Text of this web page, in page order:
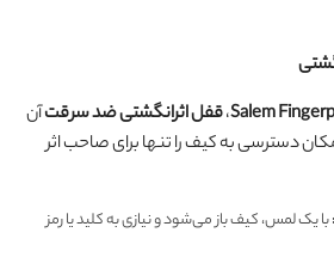
Salem،قفل اثرانگشتی ضد سرقتآن
دسترسی به کیف را تنها برای صاحب اثر
با یک لمس، کیف باز می‌شود و نیازی به کلید یا رمز